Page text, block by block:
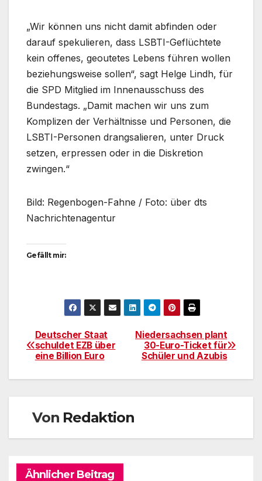
„Wir können uns nicht damit abfinden oder
darauf spekulieren, dass LSBTI-Geflüchtete
kein offenes, geoutetes Lebens führen wollen
beziehungsweise sollen“, sagt Helge Lindh, für
die SPD Mitglied im Innenausschuss des
Bundestags. „Damit machen wir uns zum
Komplizen der Verhältnisse und Personen, die
LSBTI-Personen drangsalieren, unter Druck
setzen, erpressen oder in die Diskretion
zwingen.“
Bild: Regenbogen-Fahne / Foto: über dts
Nachrichtenagentur
Gefällt mir:
Beitragsnavigation
Niedersachsen plant
30-Euro-Ticket für
Schüler und Azubis
Deutscher Staat
schuldet EZB über
eine Billion Euro
Von Redaktion
Ähnlicher Beitrag